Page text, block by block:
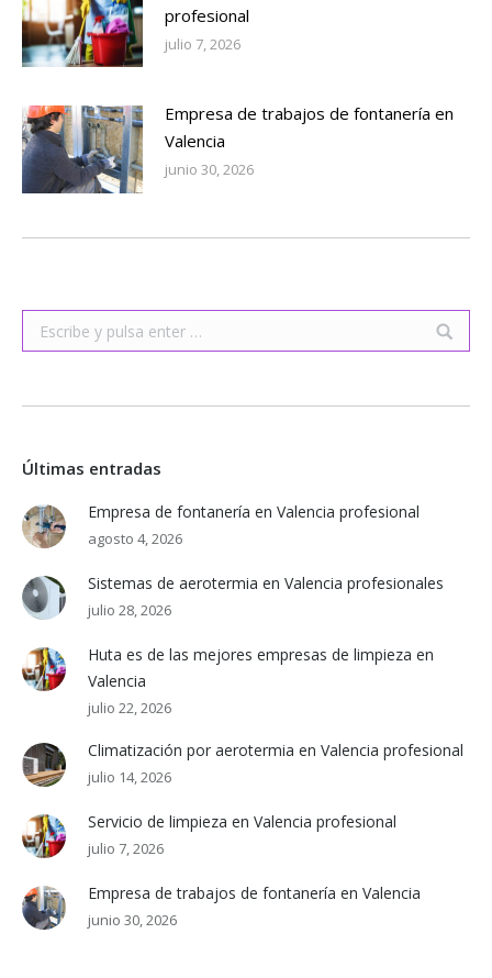
profesional
julio 7, 2026
Empresa de trabajos de fontanería en
Valencia
junio 30, 2026
Buscar:
Últimas entradas
Empresa de fontanería en Valencia profesional
agosto 4, 2026
Sistemas de aerotermia en Valencia profesionales
julio 28, 2026
Huta es de las mejores empresas de limpieza en
Valencia
julio 22, 2026
Climatización por aerotermia en Valencia profesional
julio 14, 2026
Servicio de limpieza en Valencia profesional
julio 7, 2026
Empresa de trabajos de fontanería en Valencia
junio 30, 2026